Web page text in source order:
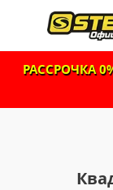
РАССРОЧКА